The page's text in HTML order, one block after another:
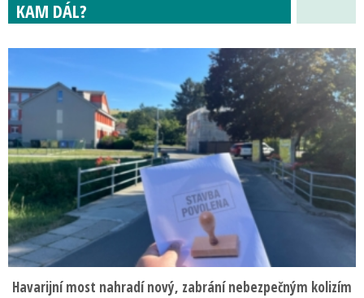
KAM DÁL?
Havarijní most nahradí nový, zabrání nebezpečným kolizím